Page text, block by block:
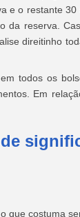
e o restante
da reserva.
direitinho
todos os
Em
que costuma